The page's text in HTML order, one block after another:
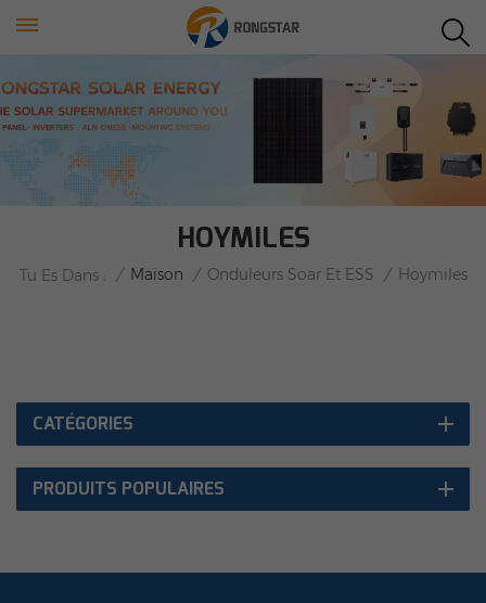
HOYMILES
Tu Es Dans : / Maison / Onduleurs Soar Et ESS / Hoymiles
CATÉGORIES
PRODUITS POPULAIRES